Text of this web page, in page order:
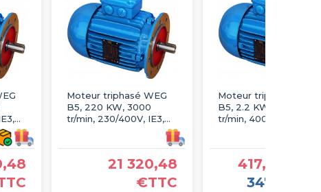
Moteur triphasé WEG
B5, 220 KW, 3000
tr/min, 230/400V, IE3,
21 320,48
€TTC
Moteur triphasé WEG
B5, 2.2 KW, 3000
tr/min, 400/690V, IE3,
417,25 €TTC
347,71 €HT